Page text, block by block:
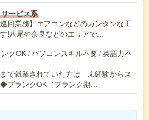
ービス系
回業務】エアコンなどのカンタンな工
!八尾や奈良などのエリアで…
クOK / パソコンスキル不要 / 英語力不
で就業されていた方は 未経験からス
ブランクOK（ブランク期…